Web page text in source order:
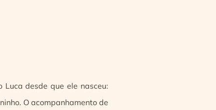
desde que ele nasceu:
O acompanhamento de